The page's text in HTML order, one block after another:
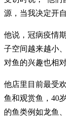
源，当我决定开
他说，冠病疫情
子空间越来越小
对鱼的兴趣也相对
他店里目前最受
鱼和观赏鱼，40
的鱼类例如龙鱼